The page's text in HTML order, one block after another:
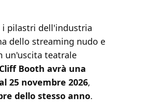
i pilastri dell'industria
dello streaming nudo e
un'uscita teatrale
Booth avrà una
25 novembre 2026,
dello stesso anno.